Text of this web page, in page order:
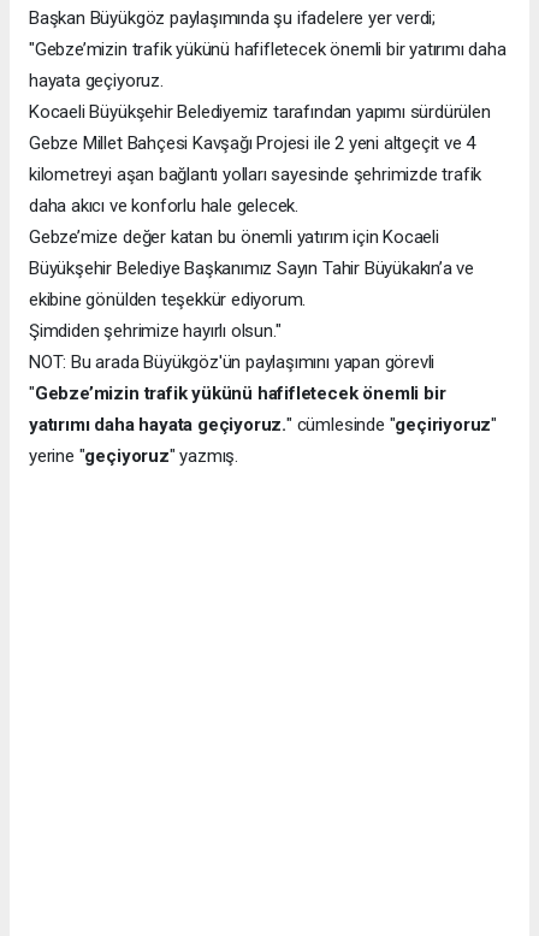
Başkan Büyükgöz paylaşımında şu ifadelere yer verdi;
"Gebze’mizin trafik yükünü hafifletecek önemli bir yatırımı daha
hayata geçiyoruz.
Kocaeli Büyükşehir Belediyemiz tarafından yapımı sürdürülen
Gebze Millet Bahçesi Kavşağı Projesi ile 2 yeni altgeçit ve 4
kilometreyi aşan bağlantı yolları sayesinde şehrimizde trafik
daha akıcı ve konforlu hale gelecek.
Gebze’mize değer katan bu önemli yatırım için Kocaeli
Büyükşehir Belediye Başkanımız Sayın Tahir Büyükakın’a ve
ekibine gönülden teşekkür ediyorum.
Şimdiden şehrimize hayırlı olsun."
NOT: Bu arada Büyükgöz'ün paylaşımını yapan görevli
"Gebze’mizin trafik yükünü hafifletecek önemli bir
yatırımı daha hayata geçiyoruz." cümlesinde "geçiriyoruz"
yerine "geçiyoruz" yazmış.